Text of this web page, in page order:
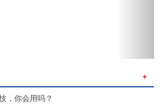
＋
，你会用吗？